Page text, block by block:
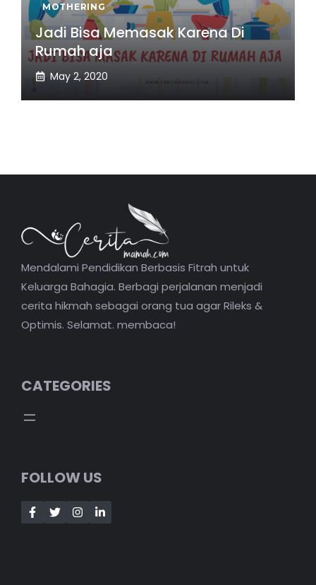
MOTHERING
Jadi Bisa Memasak Karena Di
Rumah aja
May 2, 2020
Mendalami Pendidikan Berbasis Fitrah untuk
Keluarga Bahagia. Berbagi perjalanan menjadi
cerita hikmah sebagai orang tua agar Rileks &
Optimis. Selamat. membaca!
CATEGORIES
FOLLOW US